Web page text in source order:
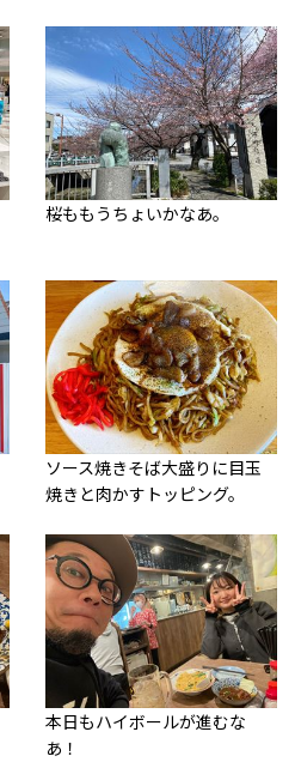
桜ももうちょいかなあ。
ソース焼きそば大盛りに目玉
焼きと肉かすトッピング。
本日もハイボールが進むな
あ！